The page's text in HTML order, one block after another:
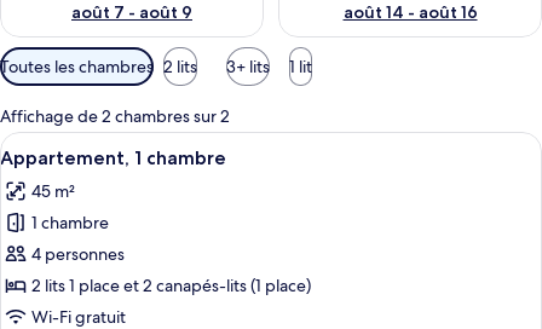
août 7 - août 9
août 14 - août 16
Filtres
disponibles
pour
les
chambres
Toutes les chambres 2 lits 3+ lits 1 lit
Affichage de 2 chambres sur 2
Afficher
toutes
les
photos
pour
ce
type
Appartement, 1 chambre | Coffres-
7
Appartement, 1 chambre
45 m²
1 chambre
4 personnes
2 lits 1 place et 2 canapés-lits (1 place)
Wi-Fi gratuit